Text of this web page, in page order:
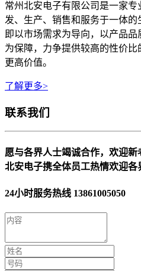
常州北安电子有限公司是一家
发、生产、销售和服务于一体的
即以市场需求为导向，以产品
为保障，力争提供较高的性价
更高价值。
了解更多>
联系我们
愿与各界人士竭诚合作，欢迎新
北安电子携全体员工热情欢迎各
24小时服务热线 13861005050